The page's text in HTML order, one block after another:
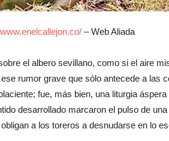
www.enelcallejon.co/ – Web Aliada
el albero sevillano, como si el aire
rumor grave que sólo antecede a las
fue, más bien, una liturgia
desarrollado marcaron el pulso de
a los toreros a desnudarse en lo